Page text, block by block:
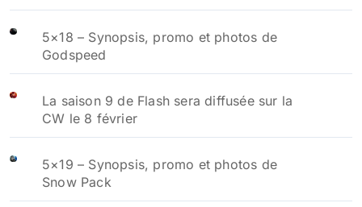
5×18 – Synopsis, promo et photos de
Godspeed
La saison 9 de Flash sera diffusée sur la
CW le 8 février
5×19 – Synopsis, promo et photos de
Snow Pack